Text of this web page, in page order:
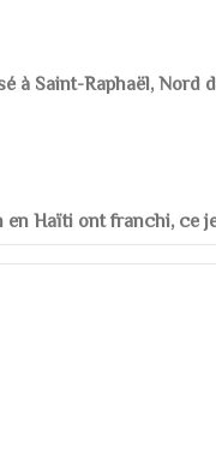
Saint-Raphaël, Nord
en Haïti ont franchi, ce